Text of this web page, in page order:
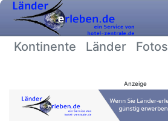
Kontinente Länder Fotos
Anzeige